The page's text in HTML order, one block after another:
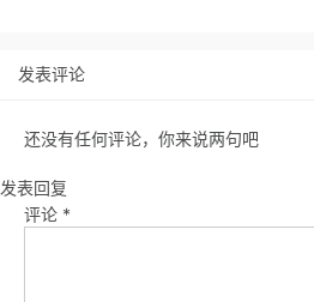
发表评论
还没有任何评论，你来说两句吧
发表回复
评论 *